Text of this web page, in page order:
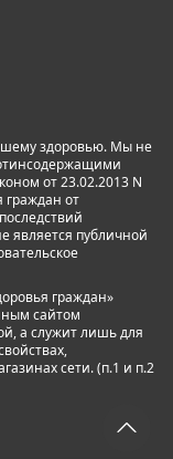
здоровью. Мы не
от 23.02.2013 N
граждан от
является публичной
граждан»
сайтом
а служит лишь для
сети. (п.1 и п.2